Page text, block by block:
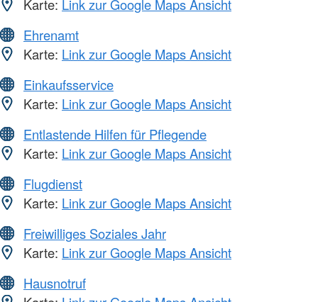
Karte: Link zur Google Maps Ansicht
Ehrenamt
Karte: Link zur Google Maps Ansicht
Einkaufsservice
Karte: Link zur Google Maps Ansicht
Entlastende Hilfen für Pflegende
Karte: Link zur Google Maps Ansicht
Flugdienst
Karte: Link zur Google Maps Ansicht
Freiwilliges Soziales Jahr
Karte: Link zur Google Maps Ansicht
Hausnotruf